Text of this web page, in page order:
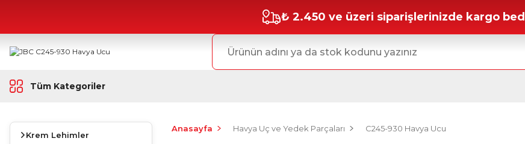
₺ 2.450 ve üzeri siparişlerinizde kargo
Tüm Kategoriler
Krem Lehimler
Anasayfa Havya Uç ve Yedek Parçaları C245-930 Havya Ucu